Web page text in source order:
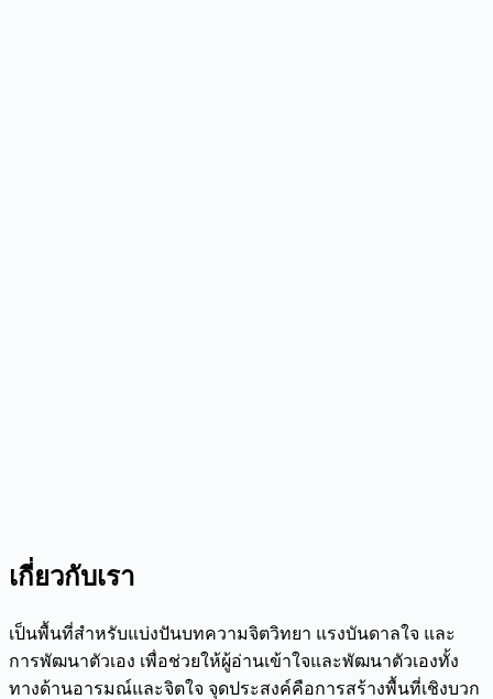
เกี่ยวกับเรา
เป็นพื้นที่สำหรับแบ่งปันบทความจิตวิทยา แรงบันดาลใจ และ
การพัฒนาตัวเอง เพื่อช่วยให้ผู้อ่านเข้าใจและพัฒนาตัวเองทั้ง
ทางด้านอารมณ์และจิตใจ จุดประสงค์คือการสร้างพื้นที่เชิงบวก